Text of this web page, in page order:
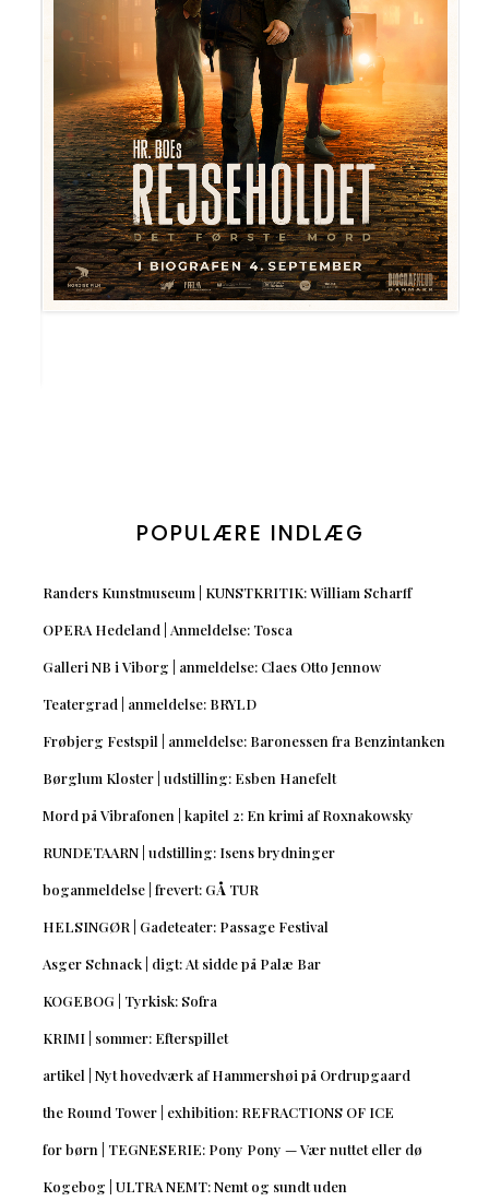
POPULÆRE INDLÆG
Randers Kunstmuseum | KUNSTKRITIK: William Scharff
OPERA Hedeland | Anmeldelse: Tosca
Galleri NB i Viborg | anmeldelse: Claes Otto Jennow
Teatergrad | anmeldelse: BRYLD
Frøbjerg Festspil | anmeldelse: Baronessen fra Benzintanken
Børglum Kloster | udstilling: Esben Hanefelt
Mord på Vibrafonen | kapitel 2: En krimi af Roxnakowsky
RUNDETAARN | udstilling: Isens brydninger
boganmeldelse | frevert: GÅ TUR
HELSINGØR | Gadeteater: Passage Festival
Asger Schnack | digt: At sidde på Palæ Bar
KOGEBOG | Tyrkisk: Sofra
KRIMI | sommer: Efterspillet
artikel | Nyt hovedværk af Hammershøi på Ordrupgaard
the Round Tower | exhibition: REFRACTIONS OF ICE
for børn | TEGNESERIE: Pony Pony — Vær nuttet eller dø
Kogebog | ULTRA NEMT: Nemt og sundt uden